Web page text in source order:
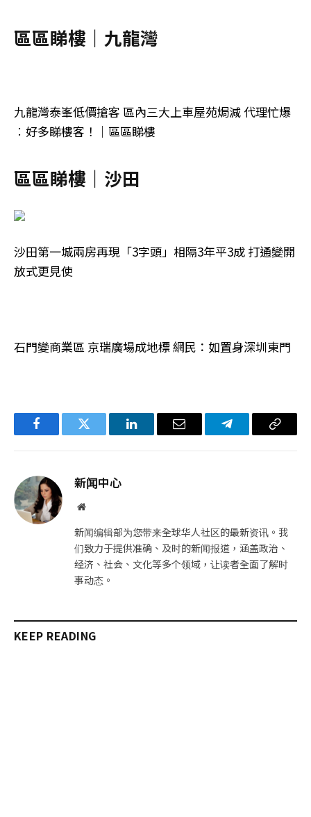
區區睇樓｜九龍灣
九龍灣泰峯低價搶客 區內三大上車屋苑焗減 代理忙爆
︰好多睇樓客！｜區區睇樓
區區睇樓｜沙田
沙田第一城兩房再現「3字頭」相隔3年平3成 打通變開
放式更見使
石門變商業區 京瑞廣場成地標 網民：如置身深圳東門
FacebookTwitter LinkedIn电
Telegram复
新闻中心
网
新闻编辑部为您带来全球华人社区的最新资讯。我
们致力于提供准确、及时的新闻报道，涵盖政治、
经济、社会、文化等多个领域，让读者全面了解时
事动态。
KEEP READING